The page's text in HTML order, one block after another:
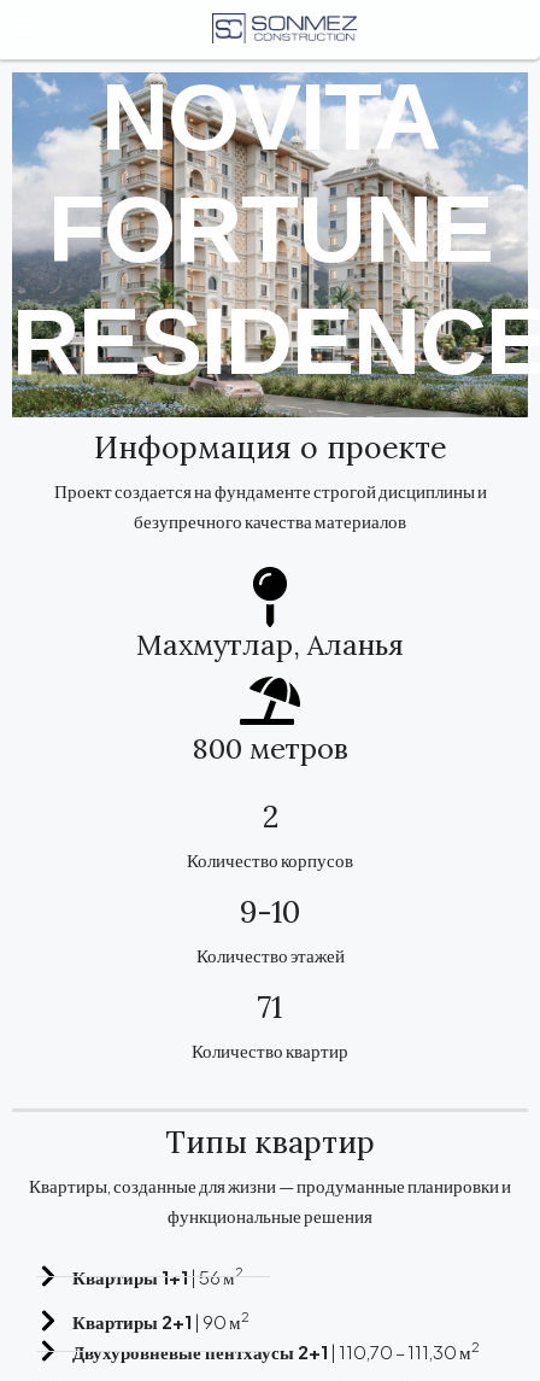
NOVITA
FORTUNE
Информация о проекте
Проект создается на фундаменте строгой дисциплины и
безупречного качества материалов
Махмутлар, Аланья
800 метров
2
Количество корпусов
9-10
Количество этажей
71
Количество квартир
Типы квартир
Квартиры, созданные для жизни — продуманные планировки и
функциональные решения
Квартиры 1+1| 56 м2
Квартиры 2+1 | 90 м2
Двухуровневые пентхаусы 2+1 | 110,70 – 111,30 м2